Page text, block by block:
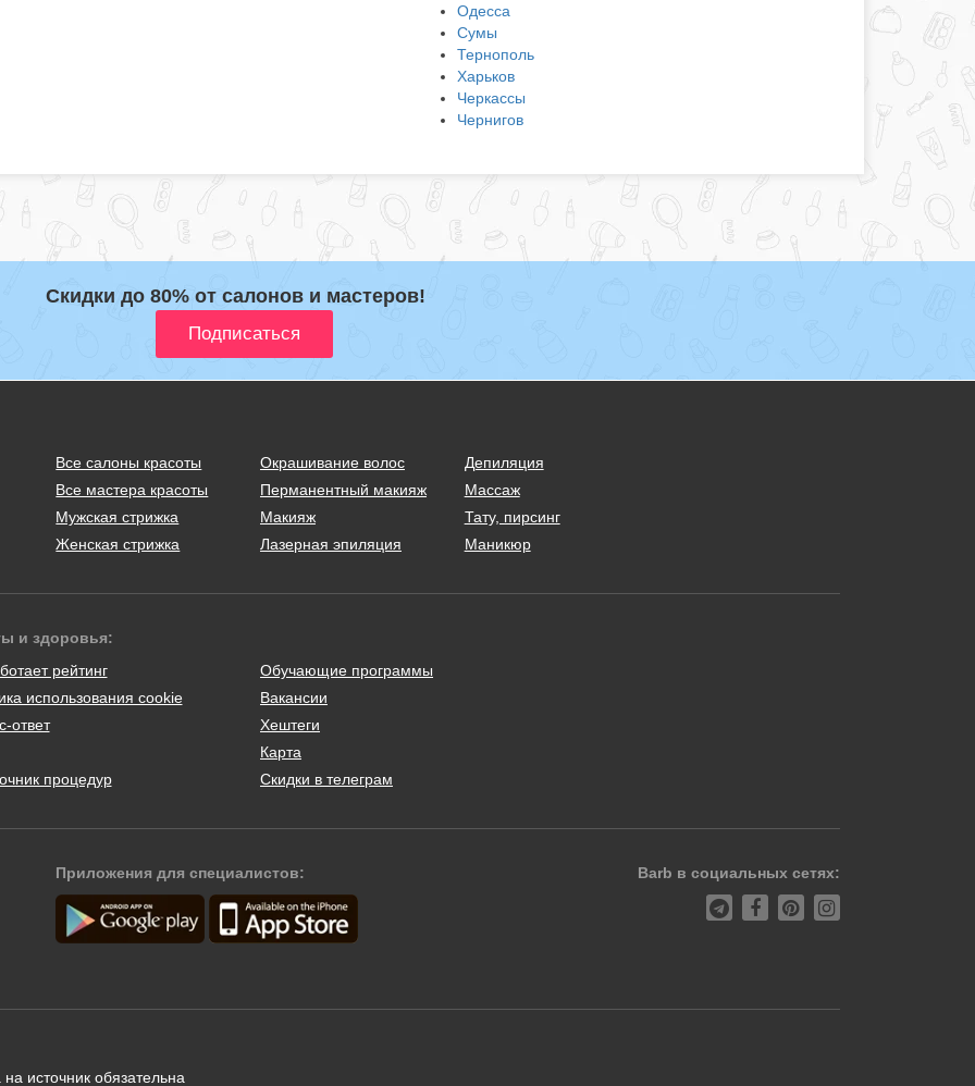
Одесса
Сумы
Тернополь
Харьков
Черкассы
Чернигов
Скидки до 80% от салонов и мастеров!
Все салоны красоты
Все мастера красоты
Мужская стрижка
Женская стрижка
Окрашивание волос
Перманентный макияж
Макияж
Лазерная эпиляция
Депиляция
Массаж
Тату, пирсинг
Маникюр
и здоровья:
рейтинг
использования cookie
ответ
процедур
Обучающие программы
Вакансии
Хештеги
Карта
Скидки в телеграм
Приложения для специалистов: Barb в социальных сетях:
источник обязательна